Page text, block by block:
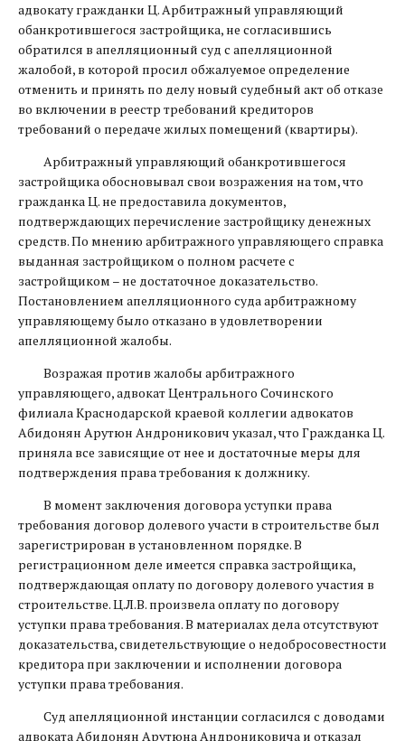
адвокату гражданки Ц. Арбитражный управляющий
обанкротившегося застройщика, не согласившись
обратился в апелляционный суд с апелляционной
жалобой, в которой просил обжалуемое определение
отменить и принять по делу новый судебный акт об отказе
во включении в реестр требований кредиторов
требований о передаче жилых помещений (квартиры).
Арбитражный управляющий обанкротившегося
застройщика обосновывал свои возражения на том, что
гражданка Ц. не предоставила документов,
подтверждающих перечисление застройщику денежных
средств. По мнению арбитражного управляющего справка
выданная застройщиком о полном расчете с
застройщиком – не достаточное доказательство.
Постановлением апелляционного суда арбитражному
управляющему было отказано в удовлетворении
апелляционной жалобы.
Возражая против жалобы арбитражного
управляющего, адвокат Центрального Сочинского
филиала Краснодарской краевой коллегии адвокатов
Абидонян Арутюн Андроникович указал, что Гражданка Ц.
приняла все зависящие от нее и достаточные меры для
подтверждения права требования к должнику.
В момент заключения договора уступки права
требования договор долевого участи в строительстве был
зарегистрирован в установленном порядке. В
регистрационном деле имеется справка застройщика,
подтверждающая оплату по договору долевого участия в
строительстве. Ц.Л.В. произвела оплату по договору
уступки права требования. В материалах дела отсутствуют
доказательства, свидетельствующие о недобросовестности
кредитора при заключении и исполнении договора
уступки права требования.
Суд апелляционной инстанции согласился с доводами
адвоката Абидонян Арутюна Андрониковича и отказал